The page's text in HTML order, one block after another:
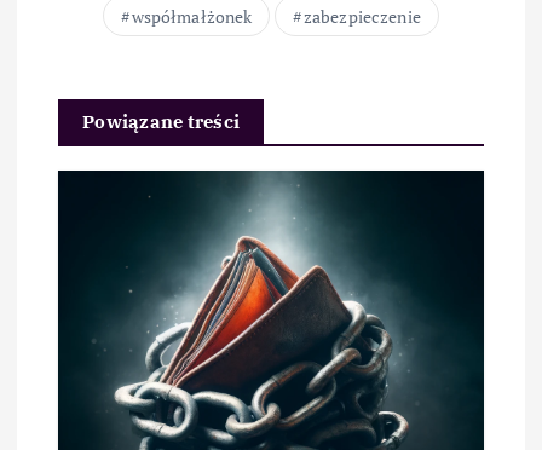
współmałżonek
zabezpieczenie
Powiązane treści